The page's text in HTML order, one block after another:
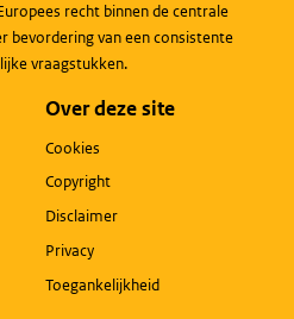
recht binnen de centrale
bevordering van een consistente
vraagstukken.
Over deze site
Cookies
Copyright
Disclaimer
Privacy
Toegankelijkheid